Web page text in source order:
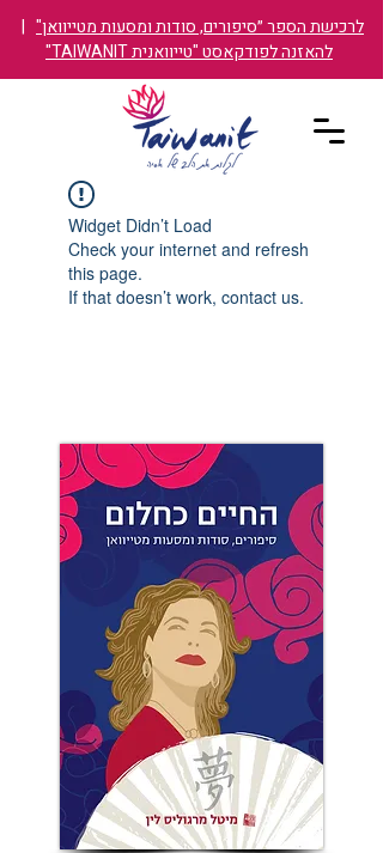
לרכישת הספר ״סיפורים, סודות ומסעות מטייוואן" |
להאזנה לפודקאסט "טייוואנית TAIWANIT"
Widget Didn’t Load
Check your internet and refresh
this page.
If that doesn’t work, contact us.